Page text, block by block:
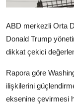
ABD merkezli Orta
Donald Trump
dikkat çekici
Rapora göre
ilişkilerini
eksenine çevirmesi